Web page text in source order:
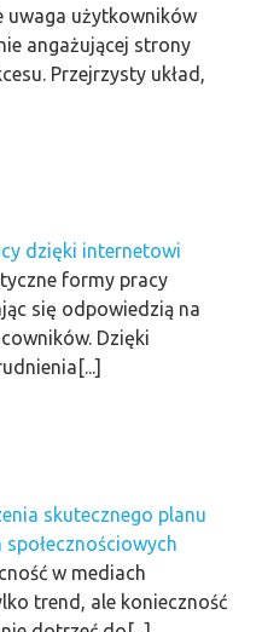
uwaga użytkowników
angażującej strony
Przejrzysty układ,
dzięki internetowi
formy pracy
się odpowiedzią na
Dzięki
skutecznego planu
w mediach
trend, ale konieczność